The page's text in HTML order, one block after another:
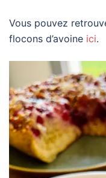
Vous pouvez
flocons d’avoine ici.